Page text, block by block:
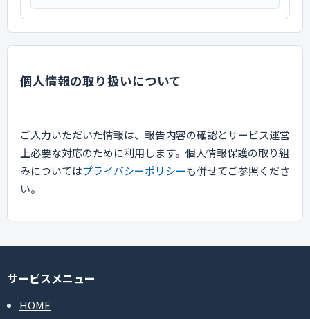
個人情報の取り扱いについて
ご入力いただいた情報は、報告内容の確認とサービス運営
上必要な対応のために利用します。個人情報保護の取り組
みについてはプライバシーポリシーも併せてご参照くださ
い。
サービスメニュー
HOME